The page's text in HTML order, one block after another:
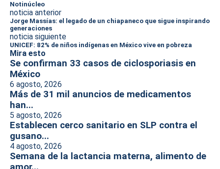
Notinúcleo
noticia anterior
Jorge Massías: el legado de un chiapaneco que sigue inspirando
generaciones
noticia siguiente
UNICEF: 82% de niños indígenas en México vive en pobreza
Mira esto
Se confirman 33 casos de ciclosporiasis en
México
6 agosto, 2026
Más de 31 mil anuncios de medicamentos
han...
5 agosto, 2026
Establecen cerco sanitario en SLP contra el
gusano...
4 agosto, 2026
Semana de la lactancia materna, alimento de